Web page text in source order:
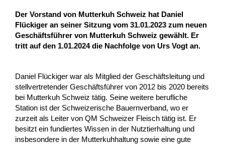
Der Vorstand von Mutterkuh Schweiz hat Daniel
Flückiger an seiner Sitzung vom 31.01.2023 zum neuen
Geschäftsführer von Mutterkuh Schweiz gewählt. Er
tritt auf den 1.01.2024 die Nachfolge von Urs Vogt an.
Daniel Flückiger war als Mitglied der Geschäftsleitung und
stellvertretender Geschäftsführer von 2012 bis 2020 bereits
bei Mutterkuh Schweiz tätig. Seine weitere berufliche
Station ist der Schweizerische Bauernverband, wo er
zurzeit als Leiter von QM Schweizer Fleisch tätig ist. Er
besitzt ein fundiertes Wissen in der Nutztierhaltung und
insbesondere in der Mutterkuhhaltung sowie eine gute